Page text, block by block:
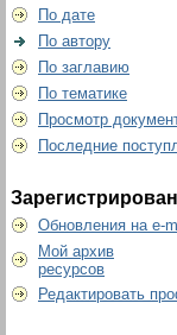
По дате
По автору
По заглавию
По тематике
Просмотр
Последние
Обновления на e-
Мой архив
ресурсов
Редактировать